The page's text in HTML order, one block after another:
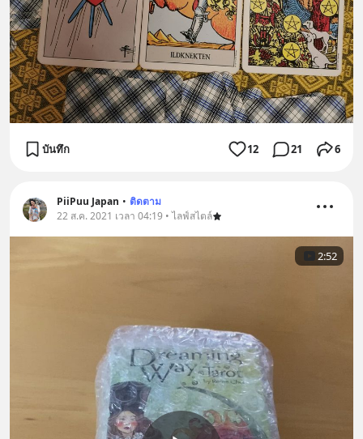
บันทึก 12 21 6
PiiPuu Japan • ติดตาม
22 ส.ค. 2021 เวลา 04:19 • ไลฟ์สไตล์
2:52